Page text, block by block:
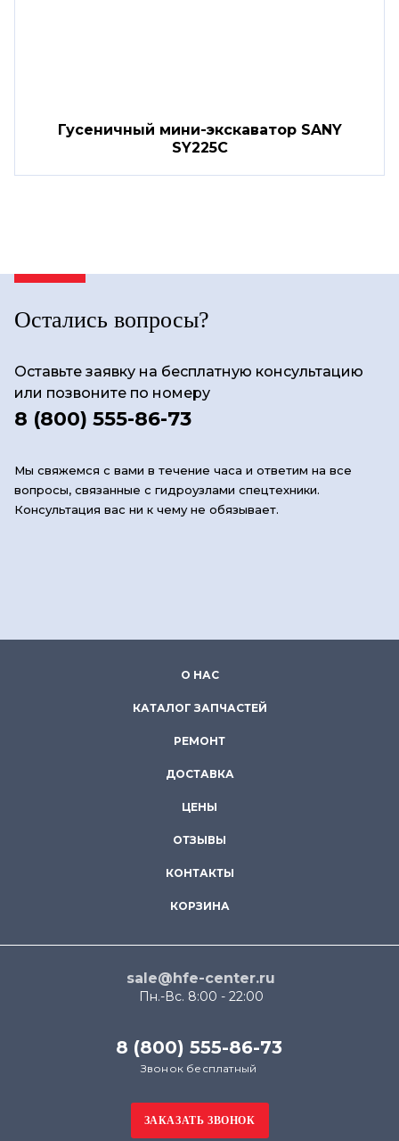
Гусеничный мини-экскаватор SANY
SY225C
Остались вопросы?
Оставьте заявку на бесплатную консультацию
или позвоните по номеру
8 (800) 555-86-73
Мы свяжемся с вами в течение часа и ответим на все
вопросы, связанные с гидроузлами спецтехники.
Консультация вас ни к чему не обязывает.
О НАС
КАТАЛОГ ЗАПЧАСТЕЙ
РЕМОНТ
ДОСТАВКА
ЦЕНЫ
ОТЗЫВЫ
КОНТАКТЫ
КОРЗИНА
sale@hfe-center.ru
Пн.-Вс. 8:00 - 22:00
8 (800) 555-86-73
Звонок бесплатный